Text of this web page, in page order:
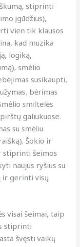
stiprinti
įgūdžius),
vien tik klausos
kad muzika
logiką,
smėlio
susikaupti,
bėrimas
smiltelės
galiukuose.
su smėliu
Šokio ir
stiprinti šeimos
naujus ryšius su
ir gerinti visų
visai šeimai, taip
stiprinti
švęsti vaikų